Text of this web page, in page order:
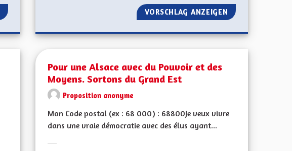
UNE VRAIE RÉGION ET COLLECTIVITÉ EUROPÉENNE D'ALSACE
VORSCHLAG ANZEIGEN POUR UNE
Pour une Alsace avec du Pouvoir et des
Moyens. Sortons du Grand Est
Proposition anonyme
Mon Code postal (ex : 68 000) : 68800Je veux vivre
dans une vraie démocratie avec des élus ayant...